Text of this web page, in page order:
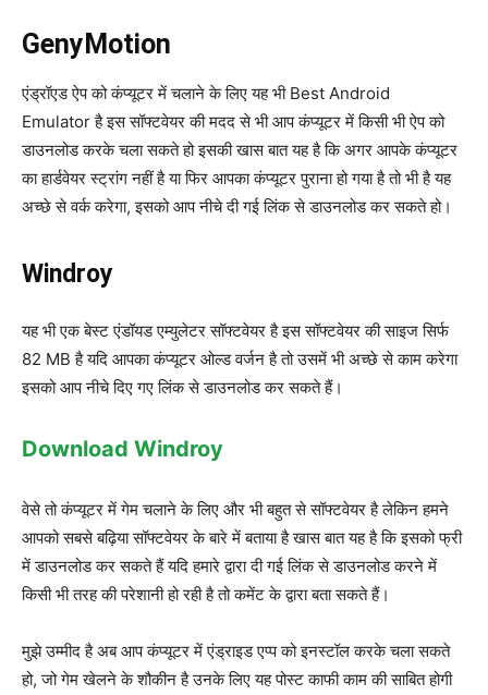
GenyMotion
एंड्रॉएड ऐप को कंप्यूटर में चलाने के लिए यह भी Best Android
Emulator है इस सॉफ्टवेयर की मदद से भी आप कंप्यूटर में किसी भी ऐप को
डाउनलोड करके चला सकते हो इसकी खास बात यह है कि अगर आपके कंप्यूटर
का हार्डवेयर स्ट्रांग नहीं है या फिर आपका कंप्यूटर पुराना हो गया है तो भी है यह
अच्छे से वर्क करेगा, इसको आप नीचे दी गई लिंक से डाउनलोड कर सकते हो।
Windroy
यह भी एक बेस्ट एंडॉयड एम्युलेटर सॉफ्टवेयर है इस सॉफ्टवेयर की साइज सिर्फ
82 MB है यदि आपका कंप्यूटर ओल्ड वर्जन है तो उसमें भी अच्छे से काम करेगा
इसको आप नीचे दिए गए लिंक से डाउनलोड कर सकते हैं।
Download Windroy
वेसे तो कंप्यूटर में गेम चलाने के लिए और भी बहुत से सॉफ्टवेयर है लेकिन हमने
आपको सबसे बढ़िया सॉफ्टवेयर के बारे में बताया है खास बात यह है कि इसको फ्री
में डाउनलोड कर सकते हैं यदि हमारे द्वारा दी गई लिंक से डाउनलोड करने में
किसी भी तरह की परेशानी हो रही है तो कमेंट के द्वारा बता सकते हैं।
मुझे उम्मीद है अब आप कंप्यूटर में एंड्राइड एप्प को इनस्टॉल करके चला सकते
हो, जो गेम खेलने के शौकीन है उनके लिए यह पोस्ट काफी काम की साबित होगी